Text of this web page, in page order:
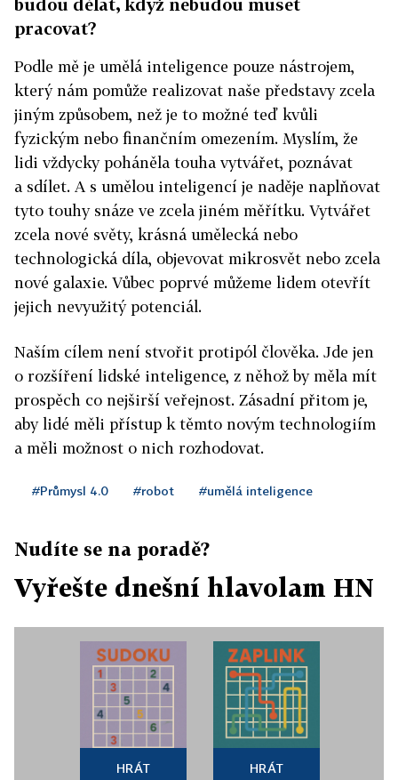
pracovat?
Podle mě je umělá inteligence pouze nástrojem,
který nám pomůže realizovat naše představy zcela
jiným způsobem, než je to možné teď kvůli
fyzickým nebo finančním omezením. Myslím, že
lidi vždycky poháněla touha vytvářet, poznávat
a sdílet. A s umělou inteligencí je naděje naplňovat
tyto touhy snáze ve zcela jiném měřítku. Vytvářet
zcela nové světy, krásná umělecká nebo
technologická díla, objevovat mikrosvět nebo zcela
nové galaxie. Vůbec poprvé můžeme lidem otevřít
jejich nevyužitý potenciál.
Naším cílem není stvořit protipól člověka. Jde jen
o rozšíření lidské inteligence, z něhož by měla mít
prospěch co nejširší veřejnost. Zásadní přitom je,
aby lidé měli přístup k těmto novým technologiím
a měli možnost o nich rozhodovat.
#Průmysl 4.0 #robot #umělá inteligence
Nudíte se na poradě?
Vyřešte dnešní hlavolam HN
HRÁT HRÁT